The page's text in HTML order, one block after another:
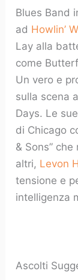
Blues Band
ad Howlin’
Lay alla
come
Un vero e
sulla scena
Days. Le
di Chicago
& Sons” che
altri, Levon
tensione e
intelligenza
Ascolti